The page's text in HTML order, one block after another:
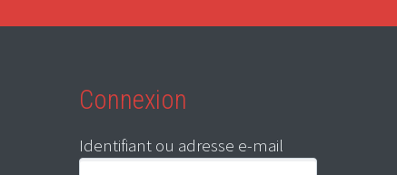
Connexion
Identifiant ou adresse e-mail